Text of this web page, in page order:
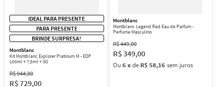
IDEAL PARA PRESENTE
PARA PRESENTE
BRINDE SURPRESA!
Montblanc
Kit Montblanc Explorer Platinum M - EDP
100ml + 7,5ml + SG
R$944,00
R$729,00
Montblanc
Montblanc Legend Red Eau de Parfum -
Perfume Masculino
R$449,00
R$349,00
Ou 6 xde R$ 58,16 sem juros